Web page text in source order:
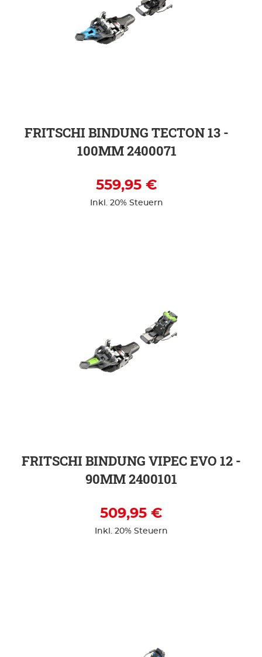
FRITSCHI BINDUNG TECTON 13 -
100MM 2400071
559,95 €
Inkl. 20% Steuern
FRITSCHI BINDUNG VIPEC EVO 12 -
90MM 2400101
509,95 €
Inkl. 20% Steuern